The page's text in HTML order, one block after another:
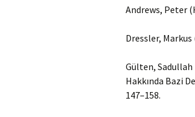
Andrews, Peter
Dressler,
Gülten, Sadullah
Hakkında Bazi
147–158.